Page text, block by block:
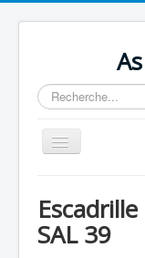
Rechercher
Basculer
la
Chronologie
Escadrilles
SAL 39